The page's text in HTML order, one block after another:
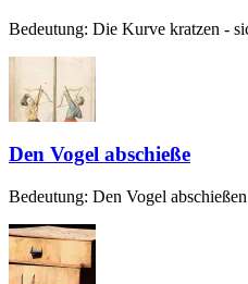
Bedeutung: Die Kurve kratzen -
Den Vogel abschieße
Bedeutung: Den Vogel